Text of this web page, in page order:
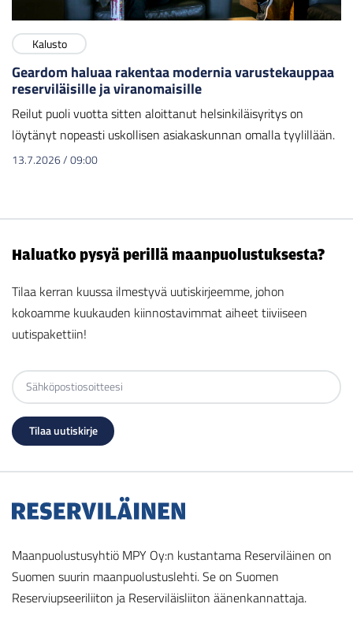
Kalusto
Geardom haluaa rakentaa modernia varustekauppaa
reserviläisille ja viranomaisille
Reilut puoli vuotta sitten aloittanut helsinkiläisyritys on
löytänyt nopeasti uskollisen asiakaskunnan omalla tyylillään.
13.7.2026/09:00
Haluatko pysyä perillä maanpuolustuksesta?
Tilaa kerran kuussa ilmestyvä uutiskirjeemme, johon
kokoamme kuukauden kiinnostavimmat aiheet tiiviiseen
uutispakettiin!
Maanpuolustusyhtiö MPY Oy:n kustantama Reserviläinen on
Suomen suurin maanpuolustuslehti. Se on Suomen
Reserviupseeriliiton ja Reserviläisliiton äänenkannattaja.